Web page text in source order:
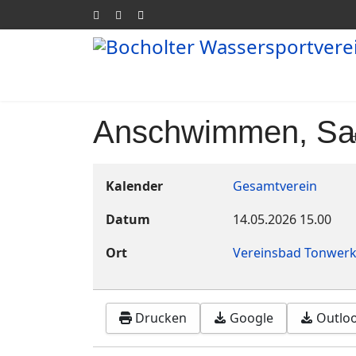
Anschwimmen,
Kalender
Gesamtverein
Datum
14.05.2026 15.00
Ort
Vereinsbad
Drucken Google